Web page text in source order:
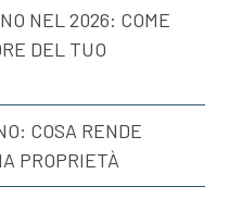
NEL 2026: COME
DEL TUO
COSA RENDE
PROPRIETÀ